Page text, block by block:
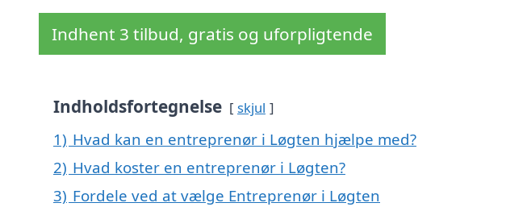
Indhent 3 tilbud, gratis og uforpligtende
Indholdsfortegnelse skjul
1) Hvad kan en entreprenør i Løgten hjælpe med?
2) Hvad koster en entreprenør i Løgten?
3) Fordele ved at vælge Entreprenør i Løgten